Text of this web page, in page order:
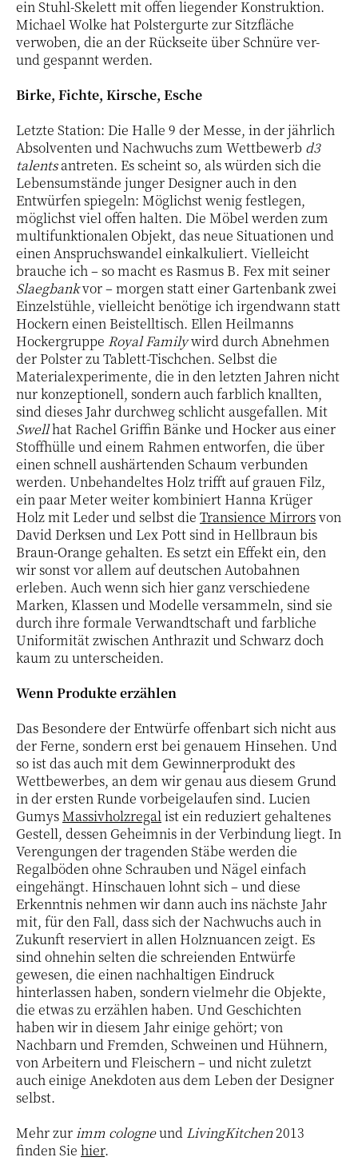
ein Stuhl-Skelett mit offen liegender Konstruktion.
Michael Wolke hat Polstergurte zur Sitzfläche
verwoben, die an der Rückseite über Schnüre ver-
und gespannt werden.
Birke, Fichte, Kirsche, Esche
Letzte Station: Die Halle 9 der Messe, in der jährlich
Absolventen und Nachwuchs zum Wettbewerb d3
talentsantreten. Es scheint so, als würden sich die
Lebensumstände junger Designer auch in den
Entwürfen spiegeln: Möglichst wenig festlegen,
möglichst viel offen halten. Die Möbel werden zum
multifunktionalen Objekt, das neue Situationen und
einen Anspruchswandel einkalkuliert. Vielleicht
brauche ich – so macht es Rasmus B. Fex mit seiner
Slaegbankvor – morgen statt einer Gartenbank zwei
Einzelstühle, vielleicht benötige ich irgendwann statt
Hockern einen Beistelltisch. Ellen Heilmanns
Hockergruppe Royal Familywird durch Abnehmen
der Polster zu Tablett-Tischchen. Selbst die
Materialexperimente, die in den letzten Jahren nicht
nur konzeptionell, sondern auch farblich knallten,
sind dieses Jahr durchweg schlicht ausgefallen. Mit
Swellhat Rachel Griffin Bänke und Hocker aus einer
Stoffhülle und einem Rahmen entworfen, die über
einen schnell aushärtenden Schaum verbunden
werden. Unbehandeltes Holz trifft auf grauen Filz,
ein paar Meter weiter kombiniert Hanna Krüger
Holz mit Leder und selbst die Transience Mirrorsvon
David Derksen und Lex Pott sind in Hellbraun bis
Braun-Orange gehalten. Es setzt ein Effekt ein, den
wir sonst vor allem auf deutschen Autobahnen
erleben. Auch wenn sich hier ganz verschiedene
Marken, Klassen und Modelle versammeln, sind sie
durch ihre formale Verwandtschaft und farbliche
Uniformität zwischen Anthrazit und Schwarz doch
kaum zu unterscheiden.
Wenn Produkte erzählen
Das Besondere der Entwürfe offenbart sich nicht aus
der Ferne, sondern erst bei genauem Hinsehen. Und
so ist das auch mit dem Gewinnerprodukt des
Wettbewerbes, an dem wir genau aus diesem Grund
in der ersten Runde vorbeigelaufen sind. Lucien
GumysMassivholzregalist ein reduziert gehaltenes
Gestell, dessen Geheimnis in der Verbindung liegt. In
Verengungen der tragenden Stäbe werden die
Regalböden ohne Schrauben und Nägel einfach
eingehängt. Hinschauen lohnt sich – und diese
Erkenntnis nehmen wir dann auch ins nächste Jahr
mit, für den Fall, dass sich der Nachwuchs auch in
Zukunft reserviert in allen Holznuancen zeigt. Es
sind ohnehin selten die schreienden Entwürfe
gewesen, die einen nachhaltigen Eindruck
hinterlassen haben, sondern vielmehr die Objekte,
die etwas zu erzählen haben. Und Geschichten
haben wir in diesem Jahr einige gehört; von
Nachbarn und Fremden, Schweinen und Hühnern,
von Arbeitern und Fleischern – und nicht zuletzt
auch einige Anekdoten aus dem Leben der Designer
selbst.
Mehr zurimm cologneund LivingKitchen2013
finden Sie hier.